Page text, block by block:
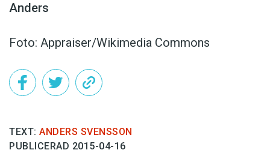
Anders
Foto: Appraiser/Wikimedia Commons
TEXT: ANDERS SVENSSON
PUBLICERAD 2015-04-16